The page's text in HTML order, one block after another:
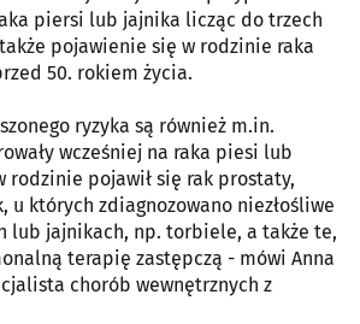
piersi lub jajnika licząc do trzech
pojawienie się w rodzinie raka
50. rokiem życia.
ryzyka są również m.in.
wcześniej na raka piesi lub
rodzinie pojawił się rak prostaty,
u których zdiagnozowano niezłośliwe
lub jajnikach, np. torbiele, a także te,
terapię zastępczą - mówi Anna
chorób wewnętrznych z